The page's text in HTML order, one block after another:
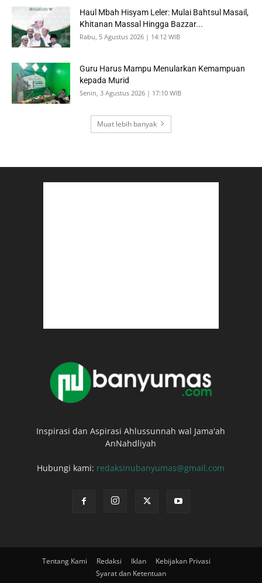
Haul Mbah Hisyam Leler: Mulai Bahtsul Masail,
Khitanan Massal Hingga Bazzar...
Rabu, 5 Agustus 2026 | 14:12 WIB
Guru Harus Mampu Menularkan Kemampuan
kepada Murid
Senin, 3 Agustus 2026 | 17:10 WIB
Muat lebih banyak
Inspirasi dan Aspirasi Ahlussunnah wal Jama'ah
AnNahdliyah
Hubungi kami: redaksinubanyumas@gmail.com
Tentang Kami Redaksi Iklan
Kebijakan Privasi
Syarat dan Ketentuan